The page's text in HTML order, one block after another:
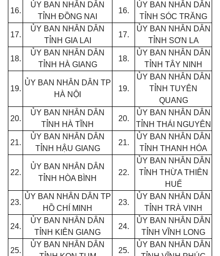
16.
ỦY BAN NHÂN DÂN
TỈNH ĐỒNG NAI
16.
ỦY BAN NHÂN DÂN
TỈNH SÓC TRĂNG
17.
ỦY BAN NHÂN DÂN
TỈNH GIA LAI
17.
ỦY BAN NHÂN DÂN
TỈNH SƠN LA
18.
ỦY BAN NHÂN DÂN
TỈNH HÀ GIANG
18.
ỦY BAN NHÂN DÂN
TỈNH TÂY NINH
19.
ỦY BAN NHÂN DÂN TP
HÀ NỘI
19.
ỦY BAN NHÂN DÂN
TỈNH TUYÊN
QUANG
20.
ỦY BAN NHÂN DÂN
TỈNH HÀ TĨNH
20.
ỦY BAN NHÂN DÂN
TỈNH THÁI NGUYÊN
21.
ỦY BAN NHÂN DÂN
TỈNH HẬU GIANG
21.
ỦY BAN NHÂN DÂN
TỈNH THANH HÓA
22.
ỦY BAN NHÂN DÂN
TỈNH HÒA BÌNH
22.
ỦY BAN NHÂN DÂN
TỈNH THỪA THIÊN
HUẾ
23.
ỦY BAN NHÂN DÂN TP
HỒ CHÍ MINH
23.
ỦY BAN NHÂN DÂN
TỈNH TRÀ VINH
24.
ỦY BAN NHÂN DÂN
TỈNH KIÊN GIANG
24.
ỦY BAN NHÂN DÂN
TỈNH VĨNH LONG
25.
ỦY BAN NHÂN DÂN
25.
ỦY BAN NHÂN DÂN